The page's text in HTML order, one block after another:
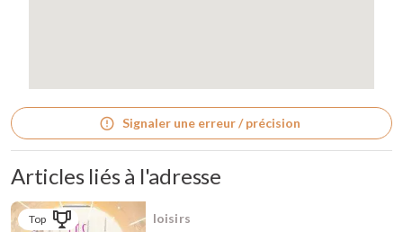
Signaler une erreur / précision
Articles liés à l'adresse
Top loisirs